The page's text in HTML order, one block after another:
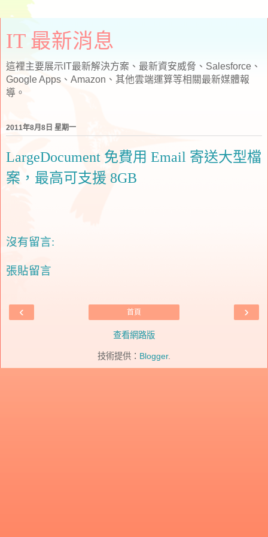
IT 最新消息
這裡主要展示IT最新解決方案、最新資安威脅、Salesforce、
Google Apps、Amazon、其他雲端運算等相關最新媒體報
導。
2011年8月8日 星期一
LargeDocument 免費用 Email 寄送大型檔
案，最高可支援 8GB
沒有留言:
張貼留言
‹ ›
首頁
查看網路版
技術提供： Blogger.